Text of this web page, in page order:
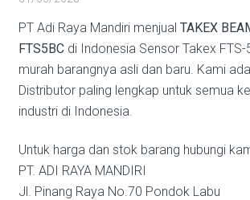
PT Adi Raya Mandiri menjual TAKEX
FTS5BCdi Indonesia Sensor Takex FTS-
murah barangnya asli dan baru. Kami
Distributor paling lengkap untuk semua
industri di Indonesia.
Untuk harga dan stok barang hubungi
PT. ADI RAYA MANDIRI
Jl. Pinang Raya No.70 Pondok Labu